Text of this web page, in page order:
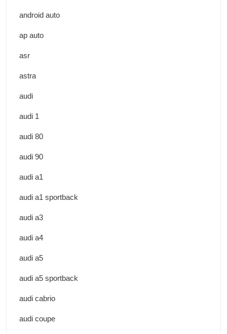
android auto
ap auto
asr
astra
audi
audi 1
audi 80
audi 90
audi a1
audi a1 sportback
audi a3
audi a4
audi a5
audi a5 sportback
audi cabrio
audi coupe